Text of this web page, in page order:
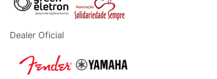
Dealer Oficial